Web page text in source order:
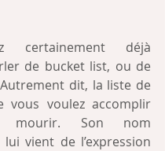
certainement déjà
de bucket list, ou de
dit, la liste de
vous voulez accomplir
mourir. Son nom
vient de l’expression